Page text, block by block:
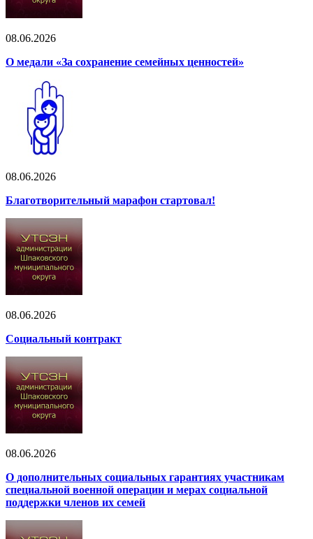
08.06.2026
О медали «За сохранение семейных ценностей»
08.06.2026
Благотворительный марафон стартовал!
08.06.2026
Социальный контракт
08.06.2026
О дополнительных социальных гарантиях участникам
специальной военной операции и мерах социальной
поддержки членов их семей